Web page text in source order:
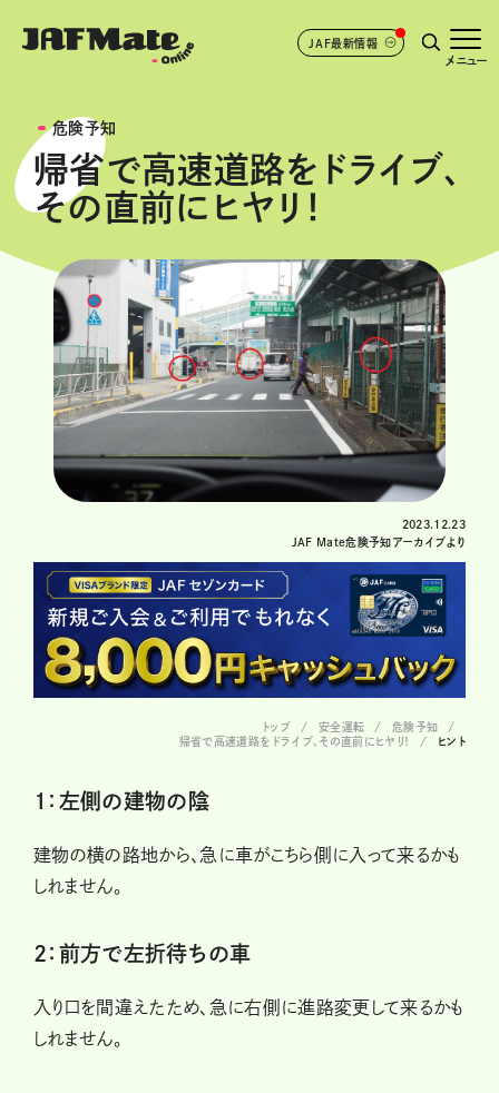
JAF最新情報
メニュー
危険予知
帰省で高速道路をドライブ、
その直前にヒヤリ！
2023.12.23
JAF Mate危険予知アーカイブより
トップ 安全運転
危険予知
帰省で高速道路をドライブ、その直前にヒヤリ！
ヒント
1：左側の建物の陰
建物の横の路地から、急に車がこちら側に入って来るかも
しれません。
2：前方で左折待ちの車
入り口を間違えたため、急に右側に進路変更して来るかも
しれません。